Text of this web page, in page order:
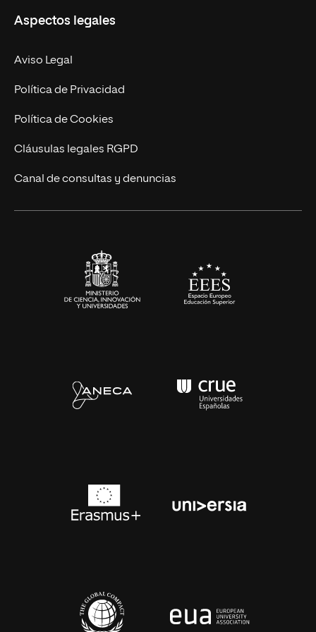
Doctorados
Experto Universitario
Postgrados
Cursos Universitarios
Facultades
Nuestro Equipo
Trabaja en UNIR
Actualidad
UNIR Revista
Eventos
Aspectos legales
Aviso Legal
Política de Privacidad
Política de Cookies
Cláusulas legales RGPD
Canal de consultas y denuncias